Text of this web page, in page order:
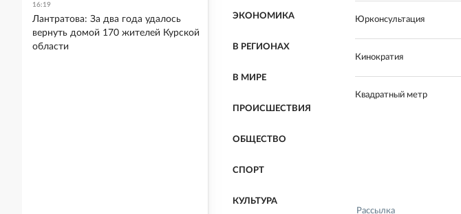
ЭКОНОМИКА
В РЕГИОНАХ
В МИРЕ
ПРОИСШЕСТВИЯ
ОБЩЕСТВО
СПОРТ
КУЛЬТУРА
Юрконсультация
Кинократия
Квадратный метр
Рассылка
16:19
Лантратова: За два года удалось
вернуть домой 170 жителей Курской
области